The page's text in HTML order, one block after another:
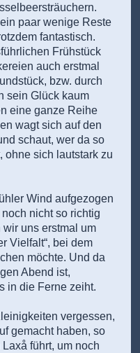
paar wenige Reste
fantastisch.
Frühstück
auch erstmal
bzw. durch
sein Glück kaum
eine ganze Reihe
wagt sich auf den
schaut, wer da so
ohne sich lautstark zu
Wind aufgezogen
nicht so richtig
uns erstmal um
Vielfalt“, bei dem
möchte. Und da
Abend ist,
in die Ferne zeiht.
vergessen,
gemacht haben, so
führt, um noch